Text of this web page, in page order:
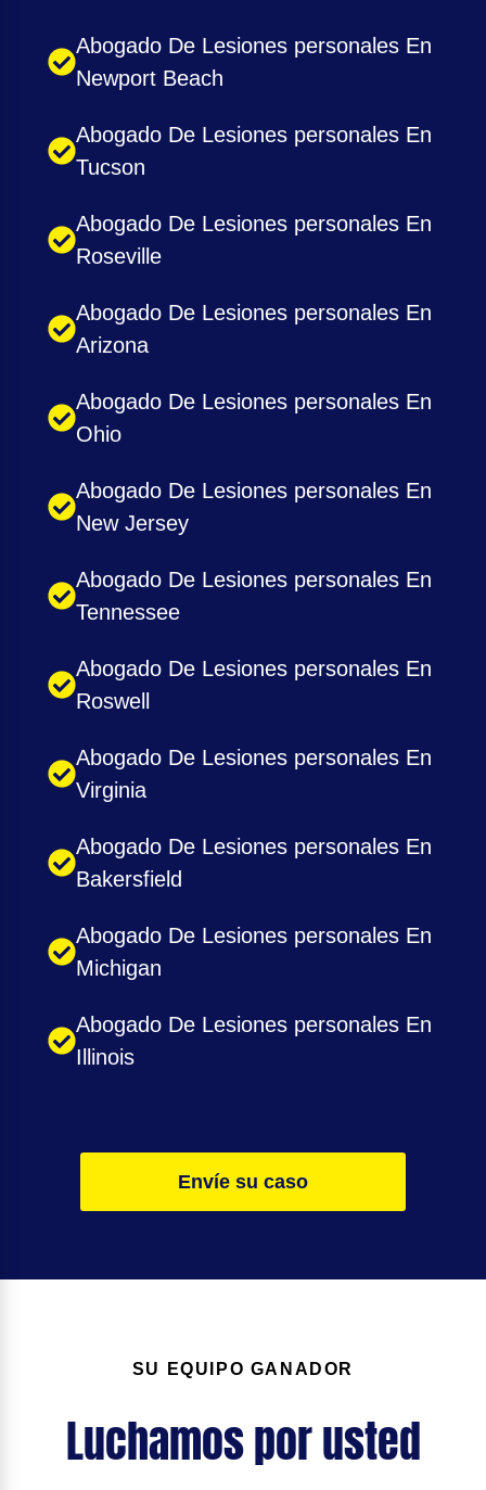
Abogado De Lesiones personales En
Newport Beach
Abogado De Lesiones personales En
Tucson
Abogado De Lesiones personales En
Roseville
Abogado De Lesiones personales En
Arizona
Abogado De Lesiones personales En
Ohio
Abogado De Lesiones personales En
New Jersey
Abogado De Lesiones personales En
Tennessee
Abogado De Lesiones personales En
Roswell
Abogado De Lesiones personales En
Virginia
Abogado De Lesiones personales En
Bakersfield
Abogado De Lesiones personales En
Michigan
Abogado De Lesiones personales En
Illinois
Envíe su caso
SU EQUIPO GANADOR
Luchamos por usted